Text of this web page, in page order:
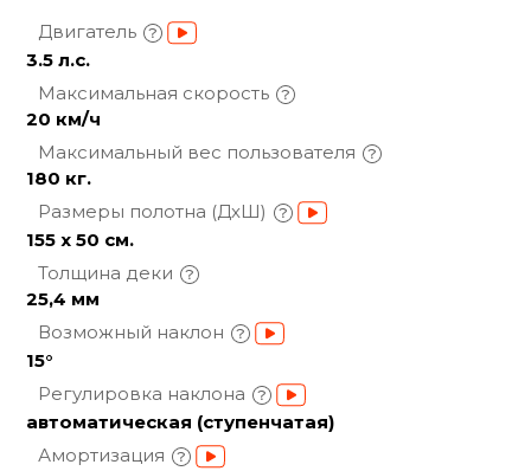
Двигатель
3.5 л.с.
Максимальная скорость
20 км/ч
Максимальный вес пользователя
180 кг.
Размеры полотна (ДхШ)
155 х 50 см.
Толщина деки
25,4 мм
Возможный наклон
15°
Регулировка наклона
автоматическая (ступенчатая)
Амортизация